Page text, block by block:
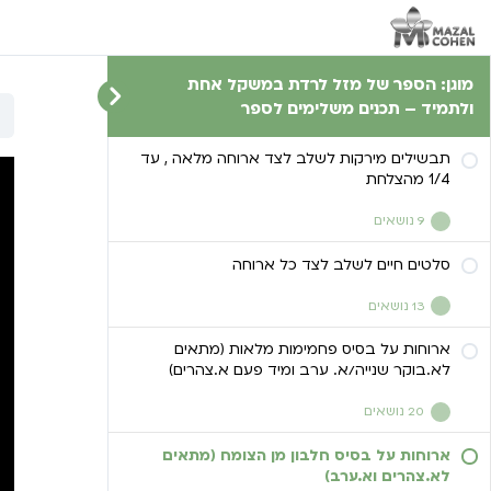
מוגן: הספר של מזל לרדת במשקל אחת
ולתמיד – תכנים משלימים לספר
תבשילים מירקות לשלב לצד ארוחה מלאה , עד
1/4 מהצלחת
9 נושאים
כרובית/שעועית/ברוקולי וכו בקרם
אנטי פסטי מדהים עם טריק בצי’ק
להפחתת השמן
צי’פס בטטה מתובל – טעים בטירוף!
צי’פס קולרבי גזר וסלרי היסטרי
סלטים חיים לשלב לצד כל ארוחה
13 נושאים
סלט מלפפונים בצי’ק! טעים ומרענן!
סלק סלק קליל ובריא!
ארוחות על בסיס פחמימות מלאות (מתאים
לא.בוקר שנייה/א. ערב ומיד פעם א.צהרים)
20 נושאים
פנקייק כוסמין מושלם! הכי טעים שאכלתי
ארוחות על בסיס חלבון מן הצומח (מתאים
לא.צהרים וא.ערב)